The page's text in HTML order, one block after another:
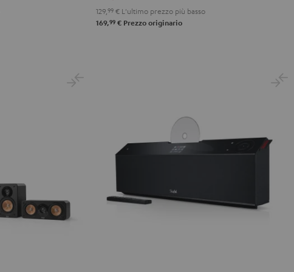
129, 99 € L'ultimo prezzo più basso
169,99 € Prezzo originario